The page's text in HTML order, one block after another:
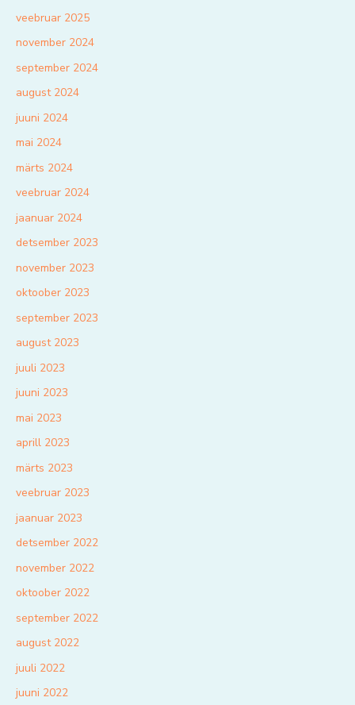
veebruar 2025
november 2024
september 2024
august 2024
juuni 2024
mai 2024
märts 2024
veebruar 2024
jaanuar 2024
detsember 2023
november 2023
oktoober 2023
september 2023
august 2023
juuli 2023
juuni 2023
mai 2023
aprill 2023
märts 2023
veebruar 2023
jaanuar 2023
detsember 2022
november 2022
oktoober 2022
september 2022
august 2022
juuli 2022
juuni 2022